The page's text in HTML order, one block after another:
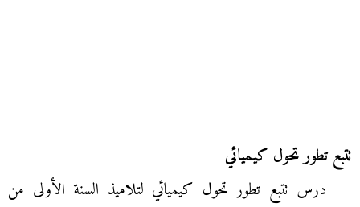
تتبع تطور تحول كيميائي
درس تتبع تطور تحول كيميائي لتلاميذ السنة الأولى من